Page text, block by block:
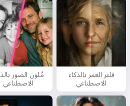
فلتر العمر بالذكاء
الاصطناعي
مُلون الصور
الاصطناعي